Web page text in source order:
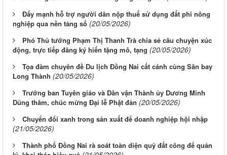
Đẩy mạnh hỗ trợ người dân nộp thuế sử dụng đất phi nông
nghiệp qua nền tảng số (20/05/2026)
Phó Thủ tướng Phạm Thị Thanh Trà chia sẻ câu chuyện xúc
động, trực tiếp đăng ký hiến tặng mô, tạng (20/05/2026)
Tọa đàm chuyên đề Du lịch Đồng Nai cất cánh cùng Sân bay
Long Thành (20/05/2026)
Trưởng ban Tuyên giáo và Dân vận Thành ủy Dương Minh
Dũng thăm, chúc mừng Đại lễ Phật đản (20/05/2026)
Chuyển đổi xanh trong sản xuất để doanh nghiệp hội nhập
(21/05/2026)
Thành phố Đồng Nai rà soát toàn diện quỹ đất công để quản